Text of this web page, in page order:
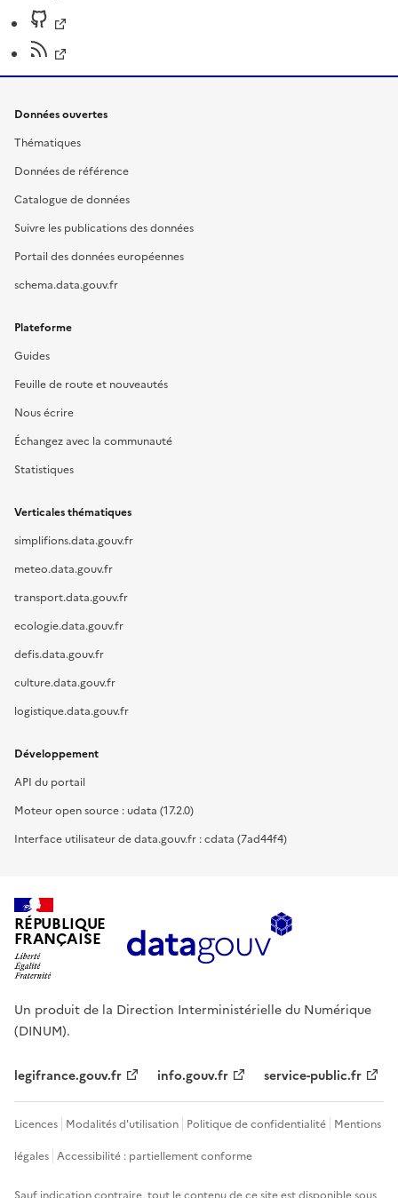
Données ouvertes
Thématiques
Données de référence
Catalogue de données
Suivre les publications des données
Portail des données européennes
schema.data.gouv.fr
Plateforme
Guides
Feuille de route et nouveautés
Nous écrire
Échangez avec la communauté
Statistiques
Verticales thématiques
simplifions.data.gouv.fr
meteo.data.gouv.fr
transport.data.gouv.fr
ecologie.data.gouv.fr
defis.data.gouv.fr
culture.data.gouv.fr
logistique.data.gouv.fr
Développement
API du portail
Moteur open source : udata (17.2.0)
Interface utilisateur de data.gouv.fr : cdata (7ad44f4)
RÉPUBLIQUE
FRANÇAISE
Un produit de la Direction Interministérielle du Numérique
(DINUM).
legifrance.gouv.fr info.gouv.fr service-public.fr
Licences Modalités d'utilisation Politique de confidentialité Mentions
légales Accessibilité : partiellement conforme